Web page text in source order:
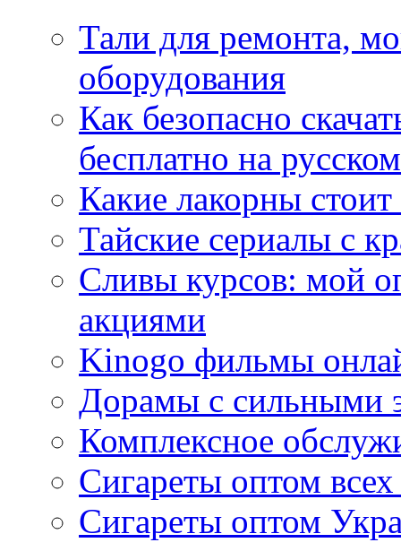
Тали для ремонта,
оборудования
Как безопасно
бесплатно на
Какие лакорны
Тайские сериалы с
Сливы курсов: мой
акциями
Kinogo фильмы
Дорамы с сильными
Комплексное
Сигареты оптом
Сигареты оптом